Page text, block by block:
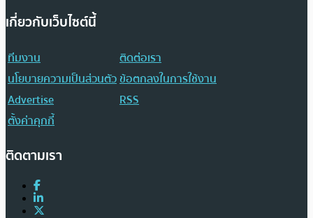
เกี่ยวกับเว็บไซต์นี้
ทีมงาน
ติดต่อเรา
นโยบายความเป็นส่วนตัวข้อตกลงในการใช้งาน
Advertise
RSS
ตั้งค่าคุกกี้
ติดตามเรา